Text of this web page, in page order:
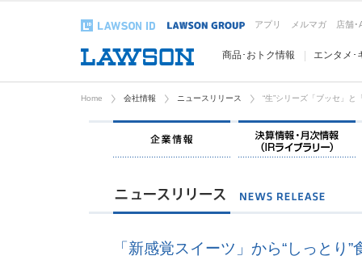
アプリ メルマガ 店舗･
商品･おトク情報 エンタメ･
Home 会社情報 ニュースリリース “生”シリーズ「ブッセ」と
企業情報
「新感覚スイーツ」から“しっとり